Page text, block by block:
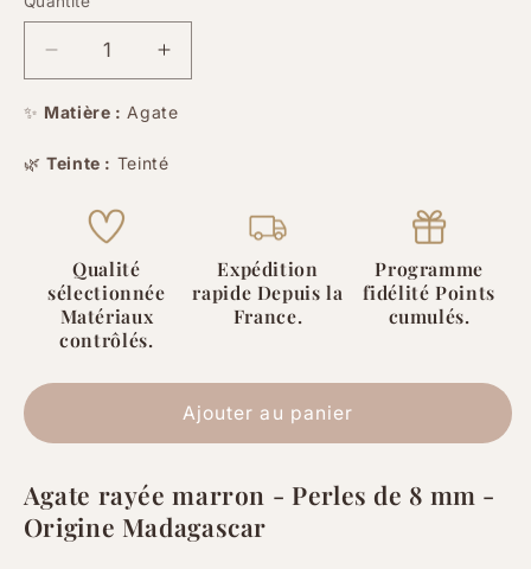
Quantité
Réduire
la
quantité
Agate
marron
mm
20/40
Augmenter
la
quantité
Agate
mm
✨ Matière : Agate
🌿Teinte : Teinté
Qualité
sélectionnée
Matériaux
contrôlés.
Expédition
rapide Depuis la
France.
Programme
fidélité Points
cumulés.
Ajouter au panier
Agate rayée marron - Perles de 8 mm -
Origine Madagascar